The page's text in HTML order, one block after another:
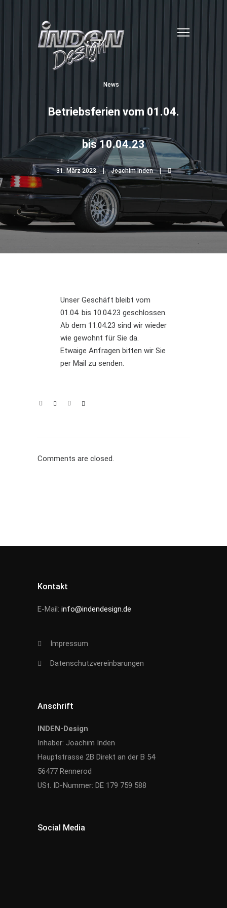
News
Betriebsferien vom 01.04.
bis 10.04.23
31. März 2023 Joachim Inden
Unser Geschäft bleibt vom
01.04. bis 10.04.23 geschlossen.
Ab dem 11.04.23 sind wir wieder
wie gewohnt für Sie da.
Etwaige Anfragen bitten wir Sie
per Mail zu senden.
Comments are closed.
Kontakt
E-Mail: info@indendesign.de
Impressum
Datenschutzvereinbarungen
Anschrift
INDEN-Design
Inhaber: Joachim Inden
Hauptstrasse 2B Direkt an der B 54
56477 Rennerod
USt. ID-Nummer: DE 179 759 588
Social Media